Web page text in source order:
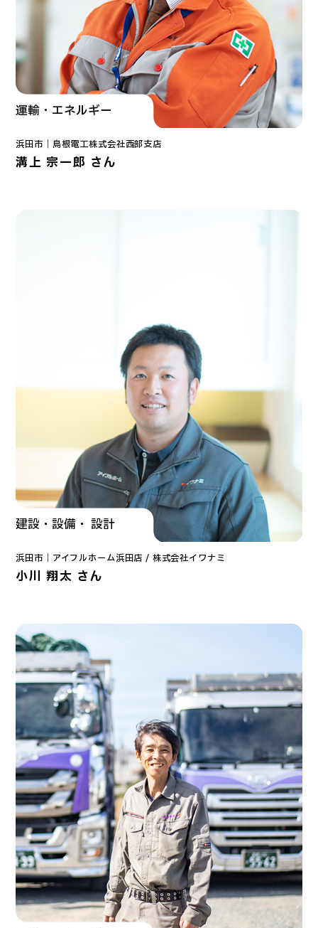
運輸・エネルギー
浜田市｜ 島根電工株式会社西部支店
溝上 宗一郎 さん
建設・設備・ 設計
浜田市｜ アイフルホーム浜田店 / 株式会社イワナミ
小川 翔太 さん